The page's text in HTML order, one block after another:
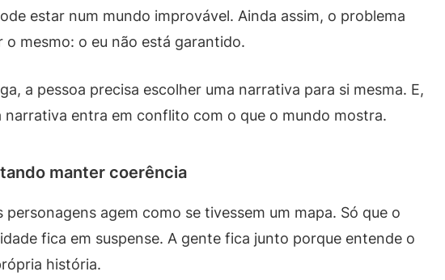
estar num mundo improvável. Ainda assim, o problema
o mesmo: o eu não está garantido.
a pessoa precisa escolher uma narrativa para si mesma. E,
narrativa entra em conflito com o que o mundo mostra.
manter coerência
personagens agem como se tivessem um mapa. Só que o
fica em suspense. A gente fica junto porque entende o
história.